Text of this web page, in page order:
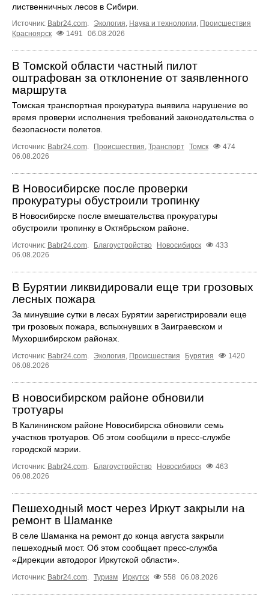
лиственничных лесов в Сибири.
Источник: Babr24.com Экология Наука и технологии Происшествия
Красноярск
1491 06.08.2026
В Томской области частный пилот
оштрафован за отклонение от заявленного
маршрута
Томская транспортная прокуратура выявила нарушение во
время проверки исполнения требований законодательства о
безопасности полетов.
Источник: Babr24.com. Происшествия, Транспорт Томск
474
06.08.2026
В Новосибирске после проверки
прокуратуры обустроили тропинку
В Новосибирске после вмешательства прокуратуры
обустроили тропинку в Октябрьском районе.
Источник: Babr24.com. Благоустройство Новосибирск
433
06.08.2026
В Бурятии ликвидировали еще три грозовых
лесных пожара
За минувшие сутки в лесах Бурятии зарегистрировали еще
три грозовых пожара, вспыхнувших в Заиграевском и
Мухоршибирском районах.
Источник: Babr24.com. Экология, Происшествия Бурятия
1420
06.08.2026
В новосибирском районе обновили
тротуары
В Калининском районе Новосибирска обновили семь
участков тротуаров. Об этом сообщили в пресс-службе
городской мэрии.
Источник: Babr24.com. Благоустройство Новосибирск
463
06.08.2026
Пешеходный мост через Иркут закрыли на
ремонт в Шаманке
В селе Шаманка на ремонт до конца августа закрыли
пешеходный мост. Об этом сообщает пресс‑служба
«Дирекции автодорог Иркутской области».
Источник: Babr24.com. Туризм Иркутск 558 06.08.2026